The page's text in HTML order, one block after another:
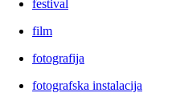
festival
film
fotografija
fotografska instalacija